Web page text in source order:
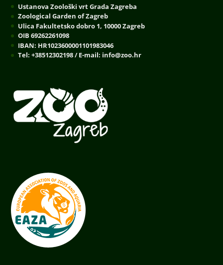
Ustanova Zoološki vrt Grada Zagreba
Zoological Garden of Zagreb
Ulica Fakultetsko dobro 1, 10000 Zagreb
OIB 69262261098
IBAN: HR1023600001101983046
Tel: +38512302198 / E-mail: info@zoo.hr